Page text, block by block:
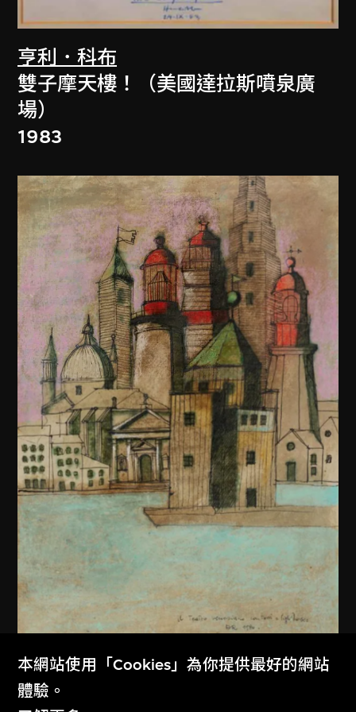
亨利．科布
雙子摩天樓！（美國達拉斯噴泉廣
場）
1983
阿爾多．羅西
本網站使用「Cookies」為你提供最好的網站
體驗。